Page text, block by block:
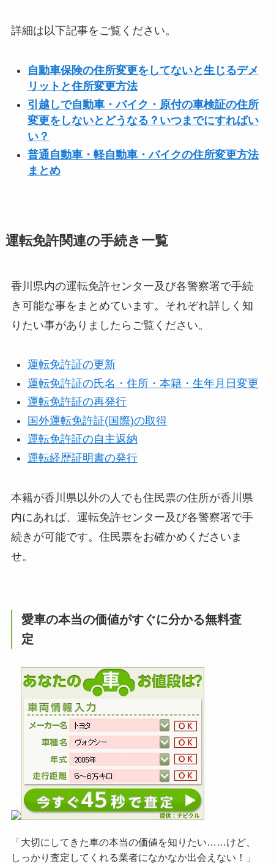
詳細は以下記事をご覧ください。
自動車保険の住所変更をしてないと生じるデメ
リットと住所変更方法
引越しで自動車・バイク・原付の車検証の住所
変更をしないとどうなる？いつまでにすればい
い？
普通自動車・軽自動車・バイクの住所変更方法
まとめ
運転免許関連の手続き一覧
香川県内の運転免許センター及び各警察署で手続
き可能な事をまとめています。それぞれ詳しく知
りたい事がありましたらご覧ください。
運転免許証の更新
運転免許証の氏名・住所・本籍・生年月日変更
運転免許証の再発行
国外運転免許証(国際)の取得
運転免許証の自主返納
運転経歴証明書の発行
本籍が香川県以外の人でも住民票の住所が香川県
内にあれば、運転免許センター及び各警察署で手
続きが可能です。住民票をお確かめくださいま
せ。
愛車の本当の価値がすぐに分かる無料査
定
「大切にしてきた車の本当の価値を知りたい……けど、
しっかり査定してくれる業者になかなか出会えない！」